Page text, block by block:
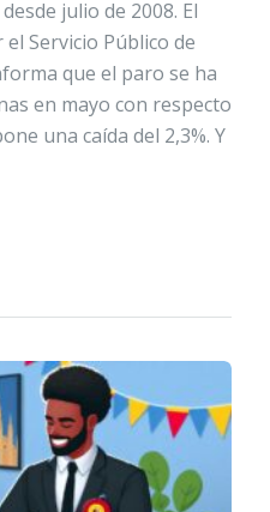
julio de 2008. El
Servicio Público de
que el paro se ha
en mayo con respecto
una caída del 2,3%. Y